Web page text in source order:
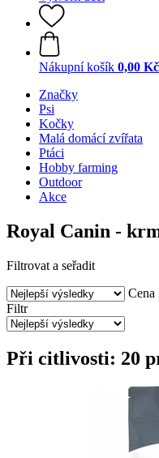
Nákupní košík 0,00 Kč
Značky
Psi
Kočky
Malá domácí zvířata
Ptáci
Hobby farming
Outdoor
Akce
Royal Canin -
Filtrovat a seřadit
Cena
Filtr
Při citlivosti: 20